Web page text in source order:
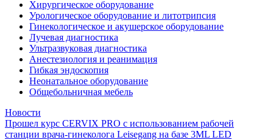
Хирургическое оборудование
Урологическое оборудование и литотрипсия
Гинекологическое и акушерское оборудование
Лучевая диагностика
Ультразвуковая диагностика
Анестезиология и реанимация
Гибкая эндоскопия
Неонатальное оборудование
Общебольничная мебель
Новости
Прошел курс CERVIX PRO с использованием рабочей
станции врача-гинеколога Leisegang на базе 3ML LED